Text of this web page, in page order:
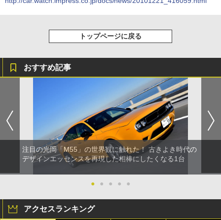
トップページに戻る
おすすめ記事
注目の光岡「M55」の世界観に触れた！ 古きよき時代の
デザインエッセンスを再現した相棒にしたくなる1台
● ● ● ● ●
アクセスランキング